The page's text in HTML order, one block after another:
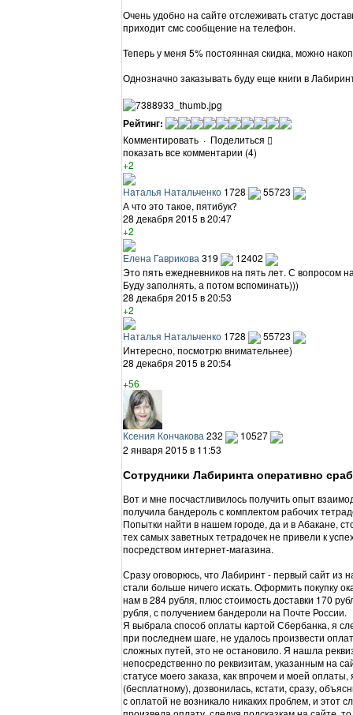
Очень удобно на сайте отслеживать статус
приходит смс сообщение на телефон.
Теперь у меня 5% постоянная скидка, можно
Однозначно заказывать буду еще книги в
Рейтинг:
Комментировать · Поделиться
показать все комментарии (4)
+2
Наталья Натальченко 1728
55723
А что это такое, пятибук?
28 декабря 2015 в 20:47
+2
Елена Гаврикова 319
12402
Это пять ежедневников на пять лет. С вопросом
Буду заполнять, а потом вспоминать)))
28 декабря 2015 в 20:53
+2
Наталья Натальченко 1728
55723
Интересно, посмотрю внимательнее)
28 декабря 2015 в 20:54
+56
Ксения Кончакова 232
10527
2 января 2015 в 11:53
Сотрудники Лабиринта оперативно
Вот и мне посчастливилось получить опыт
получила бандероль с комплектом рабочих
Попытки найти в нашем городе, да и в Абакане,
тех самых заветных тетрадочек не привели к
посредством интернет-магазина.
Сразу оговорюсь, что Лабиринт - первый сайт из
стали больше ничего искать. Оформить покупку
нам в 284 рубля, плюс стоимость доставки 170
рубля, с получением бандероли на Почте России.
Я выбрала способ оплаты картой Сбербанка, я
при последнем шаге, не удалось произвести
сложных путей, это не остановило. Я нашла
непосредственно по реквизитам, указанным на
статусе моего заказа, как впрочем и моей
(бесплатному), дозвонилась, кстати, сразу,
с оплатой не возникало никаких проблем, и этот